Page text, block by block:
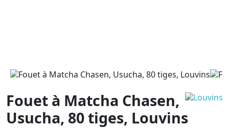
Fouet à Matcha Chasen,
Usucha, 80 tiges, Louvins